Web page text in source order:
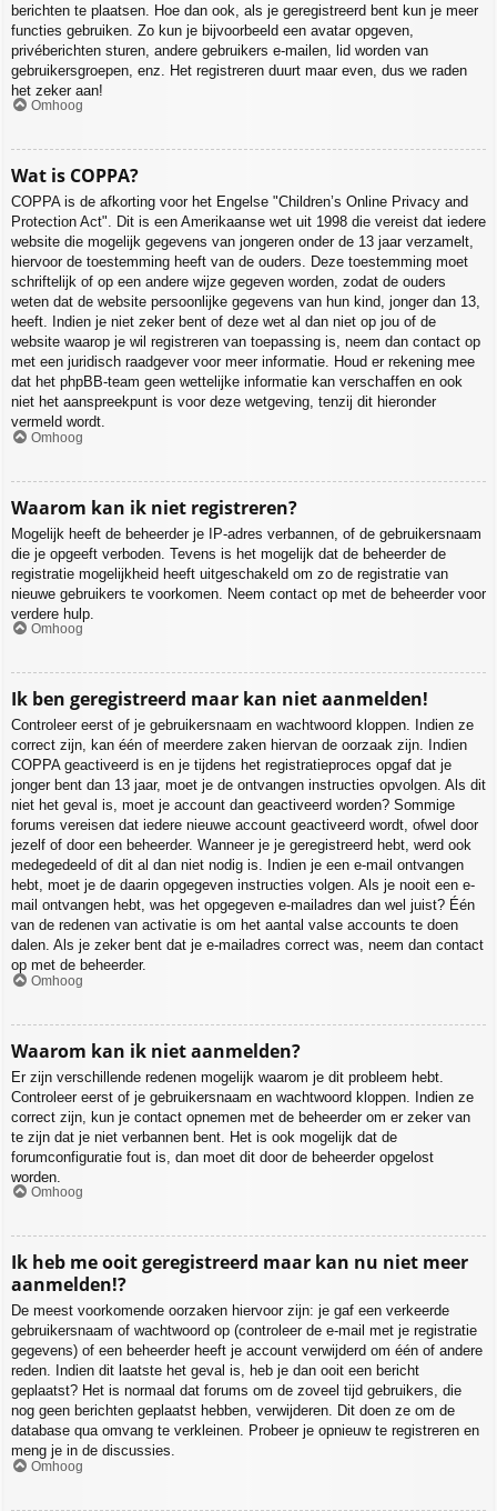
berichten te plaatsen. Hoe dan ook, als je geregistreerd bent kun je meer
functies gebruiken. Zo kun je bijvoorbeeld een avatar opgeven,
privéberichten sturen, andere gebruikers e-mailen, lid worden van
gebruikersgroepen, enz. Het registreren duurt maar even, dus we raden
het zeker aan!
Omhoog
Wat is COPPA?
COPPA is de afkorting voor het Engelse "Children’s Online Privacy and
Protection Act". Dit is een Amerikaanse wet uit 1998 die vereist dat iedere
website die mogelijk gegevens van jongeren onder de 13 jaar verzamelt,
hiervoor de toestemming heeft van de ouders. Deze toestemming moet
schriftelijk of op een andere wijze gegeven worden, zodat de ouders
weten dat de website persoonlijke gegevens van hun kind, jonger dan 13,
heeft. Indien je niet zeker bent of deze wet al dan niet op jou of de
website waarop je wil registreren van toepassing is, neem dan contact op
met een juridisch raadgever voor meer informatie. Houd er rekening mee
dat het phpBB-team geen wettelijke informatie kan verschaffen en ook
niet het aanspreekpunt is voor deze wetgeving, tenzij dit hieronder
vermeld wordt.
Omhoog
Waarom kan ik niet registreren?
Mogelijk heeft de beheerder je IP-adres verbannen, of de gebruikersnaam
die je opgeeft verboden. Tevens is het mogelijk dat de beheerder de
registratie mogelijkheid heeft uitgeschakeld om zo de registratie van
nieuwe gebruikers te voorkomen. Neem contact op met de beheerder voor
verdere hulp.
Omhoog
Ik ben geregistreerd maar kan niet aanmelden!
Controleer eerst of je gebruikersnaam en wachtwoord kloppen. Indien ze
correct zijn, kan één of meerdere zaken hiervan de oorzaak zijn. Indien
COPPA geactiveerd is en je tijdens het registratieproces opgaf dat je
jonger bent dan 13 jaar, moet je de ontvangen instructies opvolgen. Als dit
niet het geval is, moet je account dan geactiveerd worden? Sommige
forums vereisen dat iedere nieuwe account geactiveerd wordt, ofwel door
jezelf of door een beheerder. Wanneer je je geregistreerd hebt, werd ook
medegedeeld of dit al dan niet nodig is. Indien je een e-mail ontvangen
hebt, moet je de daarin opgegeven instructies volgen. Als je nooit een e-
mail ontvangen hebt, was het opgegeven e-mailadres dan wel juist? Één
van de redenen van activatie is om het aantal valse accounts te doen
dalen. Als je zeker bent dat je e-mailadres correct was, neem dan contact
op met de beheerder.
Omhoog
Waarom kan ik niet aanmelden?
Er zijn verschillende redenen mogelijk waarom je dit probleem hebt.
Controleer eerst of je gebruikersnaam en wachtwoord kloppen. Indien ze
correct zijn, kun je contact opnemen met de beheerder om er zeker van
te zijn dat je niet verbannen bent. Het is ook mogelijk dat de
forumconfiguratie fout is, dan moet dit door de beheerder opgelost
worden.
Omhoog
Ik heb me ooit geregistreerd maar kan nu niet meer
aanmelden!?
De meest voorkomende oorzaken hiervoor zijn: je gaf een verkeerde
gebruikersnaam of wachtwoord op (controleer de e-mail met je registratie
gegevens) of een beheerder heeft je account verwijderd om één of andere
reden. Indien dit laatste het geval is, heb je dan ooit een bericht
geplaatst? Het is normaal dat forums om de zoveel tijd gebruikers, die
nog geen berichten geplaatst hebben, verwijderen. Dit doen ze om de
database qua omvang te verkleinen. Probeer je opnieuw te registreren en
meng je in de discussies.
Omhoog